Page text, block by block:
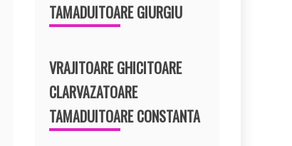
TAMADUITOARE GIURGIU
VRAJITOARE GHICITOARE
CLARVAZATOARE
TAMADUITOARE CONSTANTA